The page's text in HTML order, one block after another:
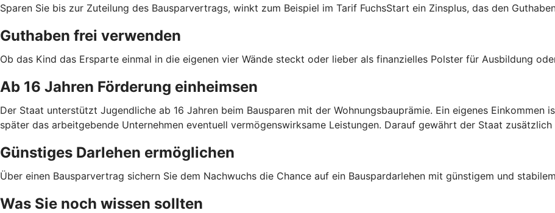
Sparen Sie bis zur Zuteilung des Bausparvertrags, winkt zum Beispiel im Tarif FuchsStart ein Zinsplus, das den
Guthaben frei verwenden
Ob das Kind das Ersparte einmal in die eigenen vier Wände steckt oder lieber als finanzielles Polster für Ausbildung
Ab 16 Jahren Förderung einheimsen
Der Staat unterstützt Jugendliche ab 16 Jahren beim Bausparen mit der Wohnungsbauprämie. Ein eigenes
später das arbeitgebende Unternehmen eventuell vermögenswirksame Leistungen. Darauf gewährt der Staat
Günstiges Darlehen ermöglichen
Über einen Bausparvertrag sichern Sie dem Nachwuchs die Chance auf ein Bauspardarlehen mit günstigem und
Was Sie noch wissen sollten